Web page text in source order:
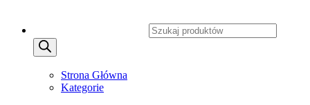
Strona Główna
Kategorie